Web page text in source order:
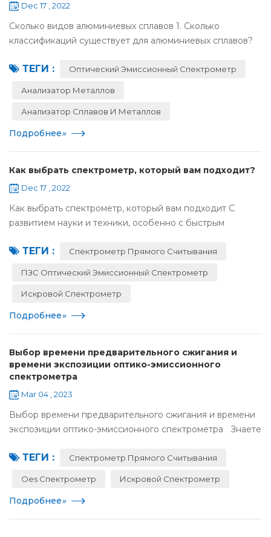
Dec 17 , 2022
Сколько видов алюминиевых сплавов 1. Сколько
классификаций существует для алюминиевых сплавов?
представляет серии 1050, 1060, 1100. Серия 1000
ТЕГИ : Оптический Эмиссионный Спектрометр
Анализатор Металлов
Анализатор Сплавов И Металлов
Подробнее»
Как выбрать спектрометр, который вам подходит?
Dec 17 , 2022
Как выбрать спектрометр, который вам подходит С
развитием науки и техники, особенно с быстрым
технологий, новых процессов и новых продуктов
ТЕГИ : Спектрометр Прямого Считывания
ПЗС Оптический Эмиссионный Спектрометр
Искровой Спектрометр
Подробнее»
Выбор времени предварительного сжигания и
времени экспозиции оптико-эмиссионного
спектрометра
Mar 04 , 2023
Выбор времени предварительного сжигания и времени
экспозиции оптико-эмиссионного спектрометра Знаете
времени экспозиции для оптико-эмиссионного с...
ТЕГИ : Спектрометр Прямого Считывания
Oes Спектрометр Искровой Спектрометр
Подробнее»